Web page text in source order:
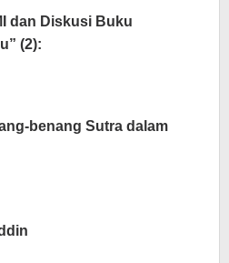
dan Diskusi Buku
(2):
benang Sutra dalam